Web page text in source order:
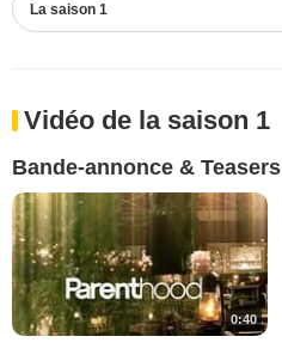
La saison 1
Vidéo de la saison 1
Bande-annonce & Teasers
0:40